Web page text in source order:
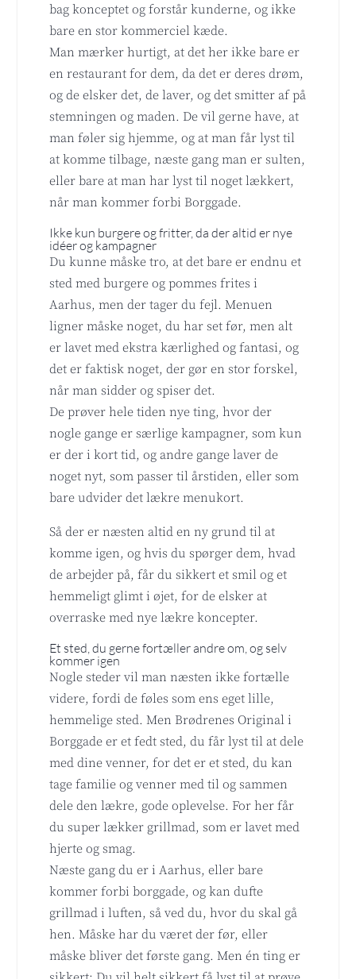
bag konceptet og forstår kunderne, og ikke
bare en stor kommerciel kæde.
Man mærker hurtigt, at det her ikke bare er
en restaurant for dem, da det er deres drøm,
og de elsker det, de laver, og det smitter af på
stemningen og maden. De vil gerne have, at
man føler sig hjemme, og at man får lyst til
at komme tilbage, næste gang man er sulten,
eller bare at man har lyst til noget lækkert,
når man kommer forbi Borggade.
Ikke kun burgere og fritter, da der altid er nye
idéer og kampagner
Du kunne måske tro, at det bare er endnu et
sted med burgere og pommes frites i
Aarhus, men der tager du fejl. Menuen
ligner måske noget, du har set før, men alt
er lavet med ekstra kærlighed og fantasi, og
det er faktisk noget, der gør en stor forskel,
når man sidder og spiser det.
De prøver hele tiden nye ting, hvor der
nogle gange er særlige kampagner, som kun
er der i kort tid, og andre gange laver de
noget nyt, som passer til årstiden, eller som
bare udvider det lækre menukort.
Så der er næsten altid en ny grund til at
komme igen, og hvis du spørger dem, hvad
de arbejder på, får du sikkert et smil og et
hemmeligt glimt i øjet, for de elsker at
overraske med nye lækre koncepter.
Et sted, du gerne fortæller andre om, og selv
kommer igen
Nogle steder vil man næsten ikke fortælle
videre, fordi de føles som ens eget lille,
hemmelige sted. Men Brødrenes Original i
Borggade er et fedt sted, du får lyst til at dele
med dine venner, for det er et sted, du kan
tage familie og venner med til og sammen
dele den lækre, gode oplevelse. For her får
du super lækker grillmad, som er lavet med
hjerte og smag.
Næste gang du er i Aarhus, eller bare
kommer forbi borggade, og kan dufte
grillmad i luften, så ved du, hvor du skal gå
hen. Måske har du været der før, eller
måske bliver det første gang. Men én ting er